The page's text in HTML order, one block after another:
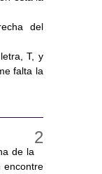
del
T, y
falta la
de la
encontre